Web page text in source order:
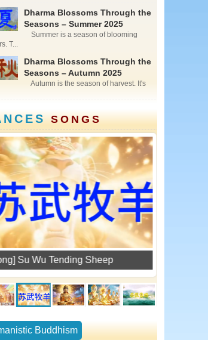
Dharma Blossoms Through the
Seasons – Summer 2025
Summer is a season of blooming
T...
Dharma Blossoms Through the
Seasons – Autumn 2025
Autumn is the season of harvest. It's
SONGS
Sheep Song of the Three Jewels
Buddhism